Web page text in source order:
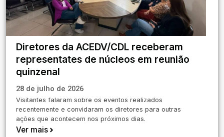
Diretores da ACEDV/CDL receberam
representates de núcleos em reunião
quinzenal
28 de julho de 2026
Visitantes falaram sobre os eventos realizados
recentemente e convidaram os diretores para outras
ações que acontecem nos próximos dias.
Ver mais